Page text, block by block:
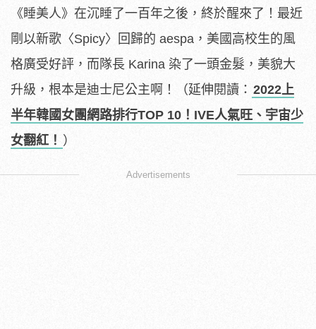
《睡美人》在沉睡了一百年之後，終於醒來了！最近
剛以新歌〈Spicy〉回歸的 aespa，美國高校生的風
格廣受好評，而隊長 Karina 染了一頭金髮，美貌大
升級，根本是迪士尼公主啊！
（延伸閱讀： 2022上
半年韓國女團網路排行TOP 10！IVE人氣旺、宇宙少
女翻紅！ ）
Advertisements